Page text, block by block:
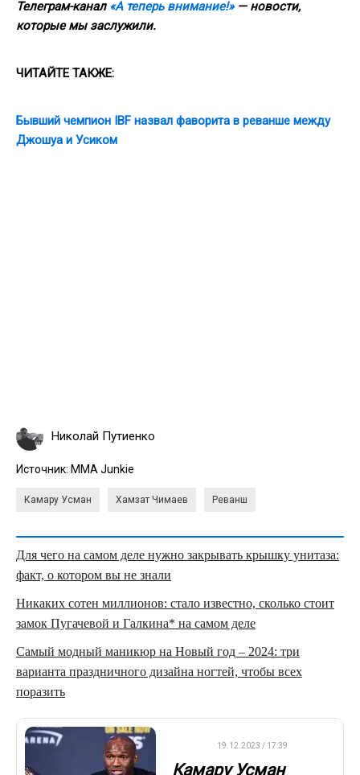
Телеграм-канал «А теперь внимание!»— новости,
которые мы заслужили.
ЧИТАЙТЕ ТАКЖЕ:
Бывший чемпион IBF назвал фаворита в реванше между
Джошуа и Усиком
Николай Путиенко
Источник: MMA Junkie
Камару Усман Хамзат Чимаев Реванш
Для чего на самом деле нужно закрывать крышку унитаза:
факт, о котором вы не знали
Никаких сотен миллионов: стало известно, сколько стоит
замок Пугачевой и Галкина* на самом деле
Самый модный маникюр на Новый год – 2024: три
варианта праздничного дизайна ногтей, чтобы всех
поразить
19.12.2023 / 17:39
Камару Усман